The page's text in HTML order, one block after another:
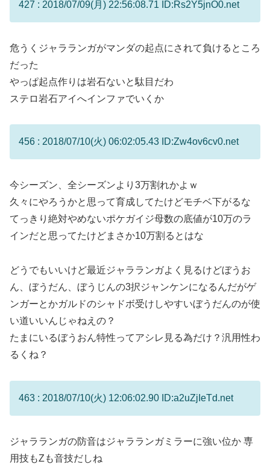
427 : 2018/07/09(月) 22:56:08.71 ID:Rs2Y5jnO0.net
危うくジャラランガがマンダの起点にされて負けるところ
だった
やっぱ起点作りは岩石ないと駄目だわ
ステロ岩石アイへインファでいくか
456 : 2018/07/10(火) 06:02:05.43 ID:Zw4ov6cv0.net
今シーズン、全シーズンより3万割れかよｗ
久々にやろうかと思って育成してたけどモチベ下がるな
てっきり絶対やめないポケガイジ母数の底値が10万のラ
インだと思ってたけどまさか10万割るとはな
どうでもいいけど最近ジャラランガよく見るけどぼうお
ん、ぼうだん、ぼうじんの3択ジャンケンになるんだがゲ
ンガーとかガルドのシャドボ受けしやすいぼうだんのが使
い道いいんじゃねえの？
たまにいるぼうおん特性ってアシレ見る為だけ？汎用性わ
るくね？
463 : 2018/07/10(火) 12:06:02.90 ID:a2uZjIeTd.net
ジャラランガの防音はジャラランガミラーに強い位か 専
用技もZも音技だしね